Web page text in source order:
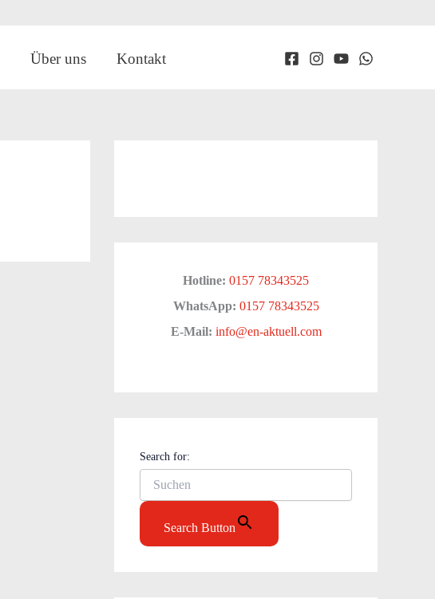
Über uns Kontakt
Hotline: 0157 78343525
WhatsApp: 0157 78343525
E-Mail: info@en-aktuell.com
Search for:
Search Button